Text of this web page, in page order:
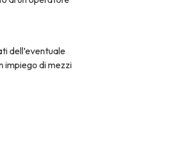
dell’eventuale
impiego di mezzi